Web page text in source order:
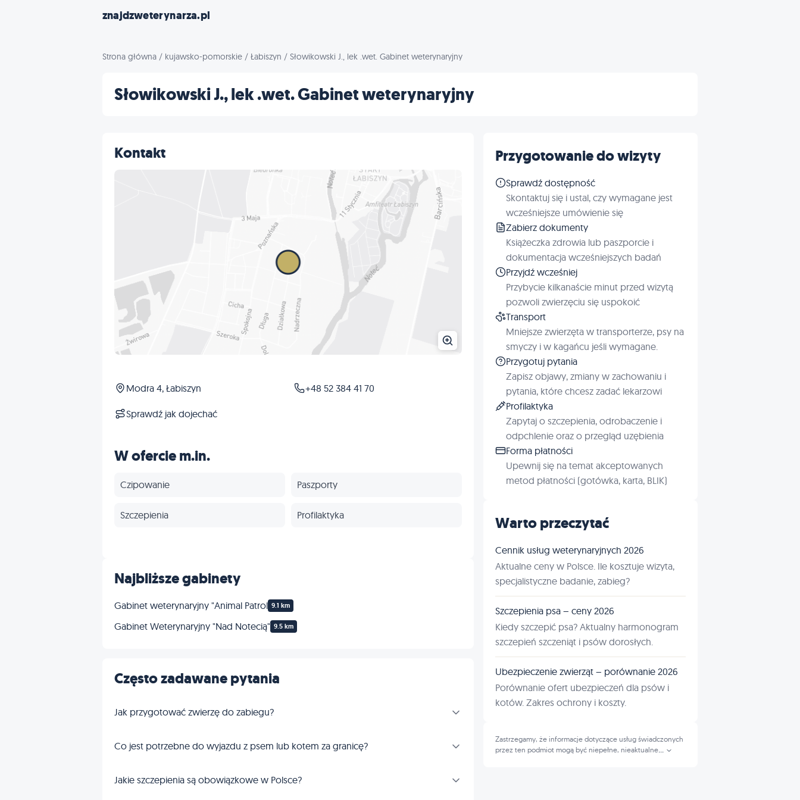
znajdzweterynarza.pl
Strona główna / kujawsko-pomorskie / Łabiszyn / Słowikowski J., lek .wet. Gabinet weterynaryjny
Słowikowski J., lek .wet. Gabinet weterynaryjny
Kontakt
Modra 4, Łabiszyn +48 52 384 41 70
Sprawdź jak dojechać
W ofercie m.in.
Czipowanie Paszporty
Szczepienia Profilaktyka
Najbliższe gabinety
Gabinet weterynaryjny "Animal Patrol 9.1 km
Gabinet Weterynaryjny "Nad Notecią" 9.5 km
Często zadawane pytania
Jak przygotować zwierzę do zabiegu?
Co jest potrzebne do wyjazdu z psem lub kotem za granicę?
Jakie szczepienia są obowiązkowe w Polsce?
Przygotowanie do wizyty
Sprawdź dostępność
Skontaktuj się i ustal, czy wymagane jest
wcześniejsze umówienie się
Zabierz dokumenty
Książeczka zdrowia lub paszporcie i
dokumentacja wcześniejszych badań
Przyjdź wcześniej
Przybycie kilkanaście minut przed wizytą
pozwoli zwierzęciu się uspokoić
Transport
Mniejsze zwierzęta w transporterze, psy na
smyczy i w kagańcu jeśli wymagane.
Przygotuj pytania
Zapisz objawy, zmiany w zachowaniu i
pytania, które chcesz zadać lekarzowi
Profilaktyka
Zapytaj o szczepienia, odrobaczenie i
odpchlenie oraz o przegląd uzębienia
Forma płatności
Upewnij się na temat akceptowanych
metod płatności (gotówka, karta, BLIK)
Warto przeczytać
Cennik usług weterynaryjnych 2026
Aktualne ceny w Polsce. Ile kosztuje wizyta,
specjalistyczne badanie, zabieg?
Szczepienia psa – ceny 2026
Kiedy szczepić psa? Aktualny harmonogram
szczepień szczeniąt i psów dorosłych.
Ubezpieczenie zwierząt – porównanie 2026
Porównanie ofert ubezpieczeń dla psów i
kotów. Zakres ochrony i koszty.
Zastrzegamy, że informacje dotyczące usług świadczonych
przez ten podmiot mogą być niepełne, nieaktualne...